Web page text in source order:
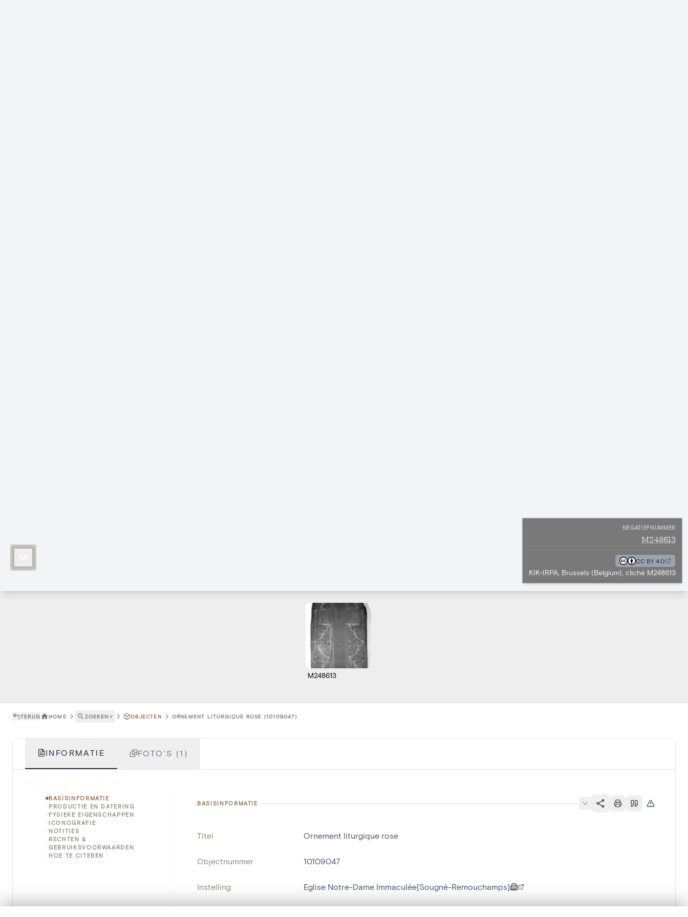
NEGATIEFNUMMER
M248613
CC BY 4.0
KIK-IRPA, Brussels (Belgium), cliché M248613
M248613
TERUG HOME ZOEKEN ˅ OBJECTEN ORNEMENT LITURGIQUE ROSE (10109047)
INFORMATIE FOTO'S (1)
BASISINFORMATIE
PRODUCTIE EN DATERING
FYSIEKE EIGENSCHAPPEN
ICONOGRAFIE
NOTITIES
RECHTEN &
GEBRUIKSVOORWAARDEN
HOE TE CITEREN
BASISINFORMATIE
Titel Ornement liturgique rose
Objectnummer 10109047
Instelling Eglise Notre-Dame Immaculée[Sougné-Remouchamps]